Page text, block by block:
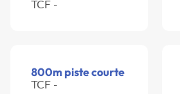
TCF -
800m piste courte
TCF -